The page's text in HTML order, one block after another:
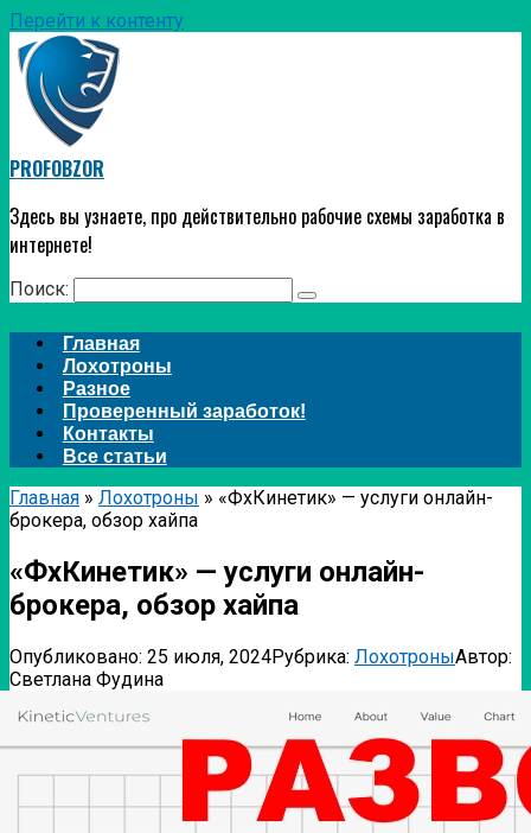
Перейти к контенту
PROFOBZOR
Здесь вы узнаете, про действительно рабочие схемы заработка в
интернете!
Поиск:
Главная
Лохотроны
Разное
Проверенный заработок!
Контакты
Все статьи
Главная » Лохотроны » «ФхКинетик» — услуги онлайн-
брокера, обзор хайпа
«ФхКинетик» — услуги онлайн-
брокера, обзор хайпа
Опубликовано: 25 июля, 2024Рубрика: ЛохотроныАвтор:
Светлана Фудина